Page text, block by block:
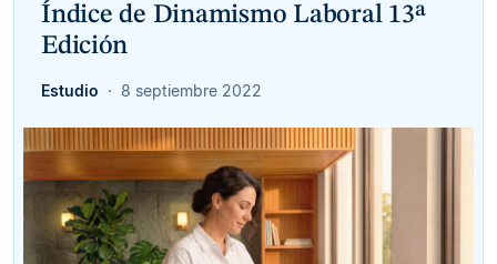
Índice de Dinamismo Laboral 13ª
Edición
Estudio 8 septiembre 2022